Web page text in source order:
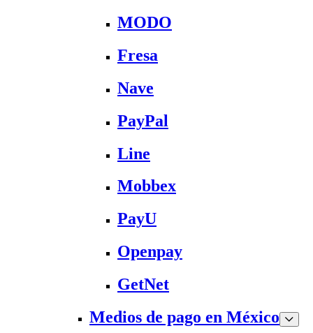
MODO
Fresa
Nave
PayPal
Line
Mobbex
PayU
Openpay
GetNet
Medios de pago en México